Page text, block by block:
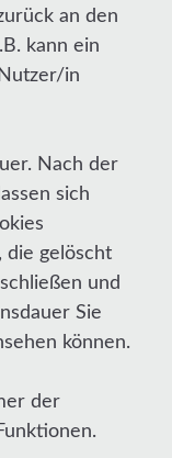
an den
kann ein
in
Nach der
sich
die gelöscht
und
Sie
können.
der